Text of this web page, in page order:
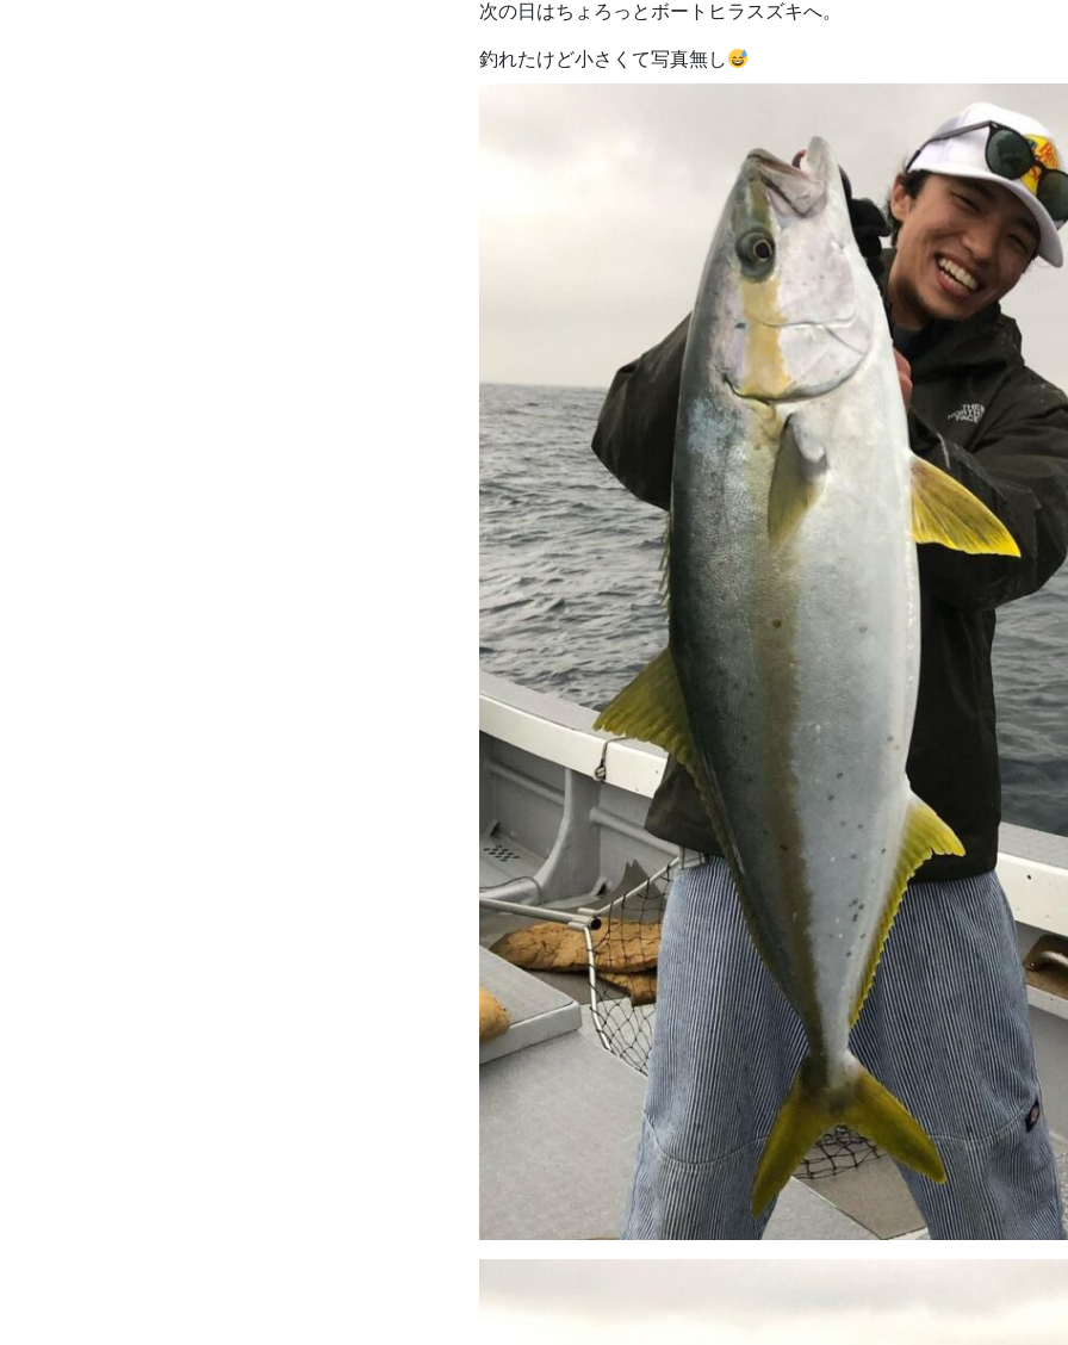
次の日はちょろっとボートヒラスズキへ。
釣れたけど小さくて写真無し